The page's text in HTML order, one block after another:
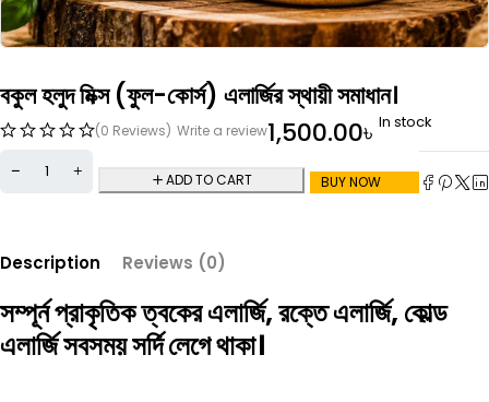
বকুল হলুদ মিক্স (ফুল-কোর্স) এলার্জির স্থায়ী সমাধান।
(0 Reviews) Write a review1,500.00৳ In stock
ADD TO CART BUY NOW
Description Reviews (0)
সম্পূর্ন প্রাকৃতিকত্বকের এলার্জি, রক্তে এলার্জি, কোল্ড
এলার্জি সবসময় সর্দি লেগে থাকা।